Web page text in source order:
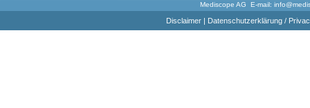
Mediscope AG E-mail:
Disclaimer| Datenschutzerklärung /